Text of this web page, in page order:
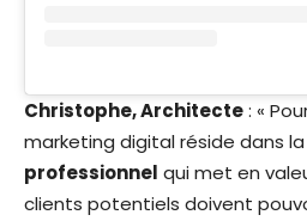
Christophe, Architecte: «
marketing digital réside dans la
professionnel qui met en
clients potentiels doivent